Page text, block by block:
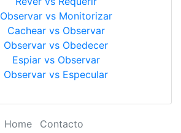
Observar vs Monitorizar
Cachear vs Observar
Observar vs Obedecer
Espiar vs Observar
Observar vs Especular
Home Contacto